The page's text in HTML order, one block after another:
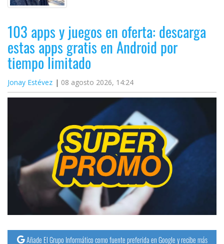
103 apps y juegos en oferta: descarga
estas apps gratis en Android por
tiempo limitado
Jonay Estévez 08 agosto 2026, 14:24
Añade El Grupo Informático como fuente preferida en Google y recibe más